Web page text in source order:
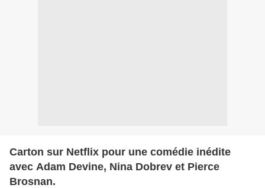
Carton sur Netflix pour une comédie inédite
avec Adam Devine, Nina Dobrev et Pierce
Brosnan.